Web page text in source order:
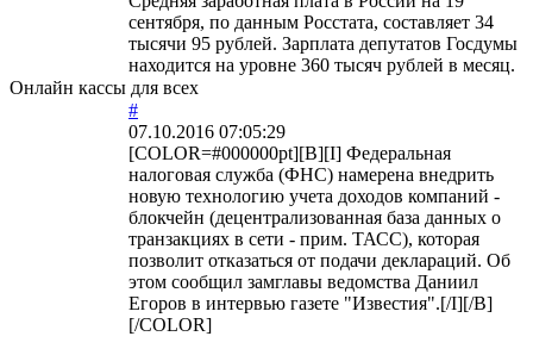
сентября, по данным Росстата, составляет 34
тысячи 95 рублей. Зарплата депутатов Госдумы
находится на уровне 360 тысяч рублей в месяц.
Онлайн кассы для всех
#
07.10.2016 07:05:29
[COLOR=#000000pt][B][I] Федеральная
налоговая служба (ФНС) намерена внедрить
новую технологию учета доходов компаний -
блокчейн (децентрализованная база данных о
транзакциях в сети - прим. ТАСС), которая
позволит отказаться от подачи деклараций. Об
этом сообщил замглавы ведомства Даниил
Егоров в интервью газете "Известия".[/I][/B]
[/COLOR]